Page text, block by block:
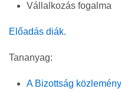
Vállalkozás fogalma
Előadás diák.
Tananyag:
A Bizottság